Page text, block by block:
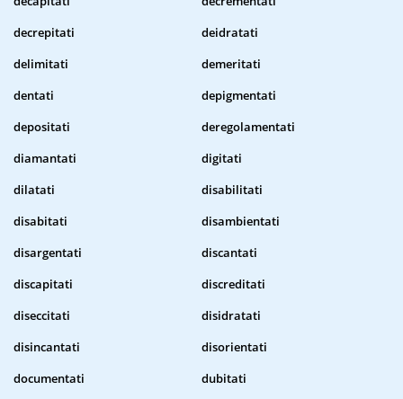
decrepitati
deidratati
delimitati
demeritati
dentati
depigmentati
depositati
deregolamentati
diamantati
digitati
dilatati
disabilitati
disabitati
disambientati
disargentati
discantati
discapitati
discreditati
diseccitati
disidratati
disincantati
disorientati
documentati
dubitati